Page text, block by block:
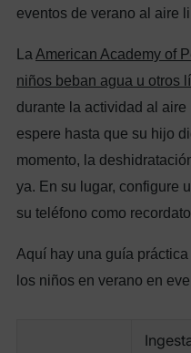
eventos de verano al aire
La American Academy of
niños beban agua u otros
durante la actividad al
espere hasta que su hijo
momento, la
ya. En su lugar, configure
su teléfono como
Aquí hay una guía
los niños en verano en